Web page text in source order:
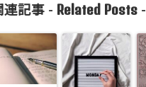
記事 - Related Posts-